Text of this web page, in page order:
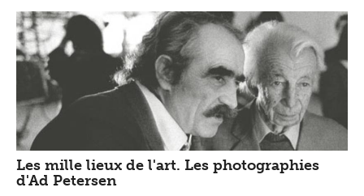
Les mille lieux de l'art. Les photographies
d'Ad Petersen